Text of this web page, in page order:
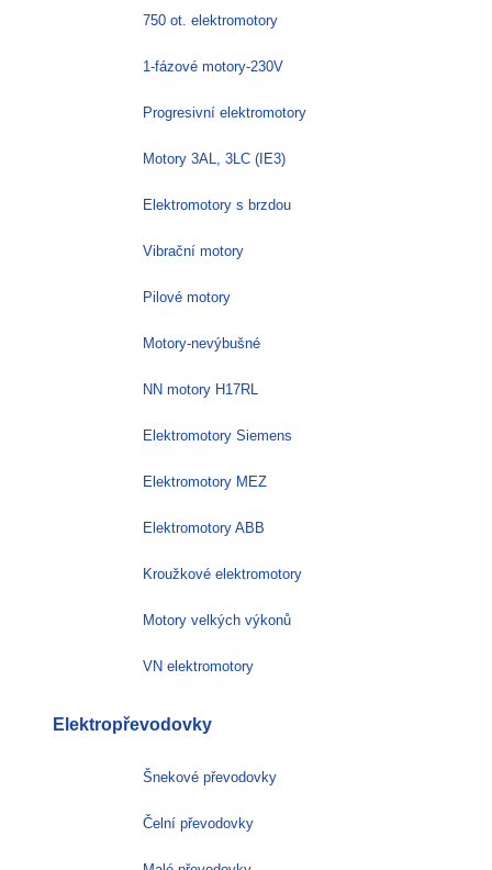
750 ot. elektromotory
1-fázové motory-230V
Progresivní elektromotory
Motory 3AL, 3LC (IE3)
Elektromotory s brzdou
Vibrační motory
Pilové motory
Motory-nevýbušné
NN motory H17RL
Elektromotory Siemens
Elektromotory MEZ
Elektromotory ABB
Kroužkové elektromotory
Motory velkých výkonů
VN elektromotory
Elektropřevodovky
Šnekové převodovky
Čelní převodovky